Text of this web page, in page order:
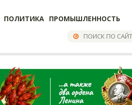
ПОЛИТИКА ПРОМЫШЛЕННОСТЬ